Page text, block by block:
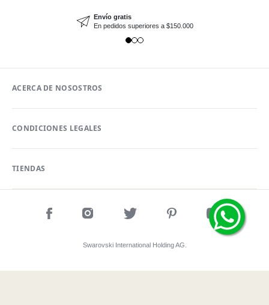
Envío gratis
En pedidos superiores a $150.000
ACERCA DE NOSOSTROS
CONDICIONES LEGALES
TIENDAS
Swarovski International Holding AG.